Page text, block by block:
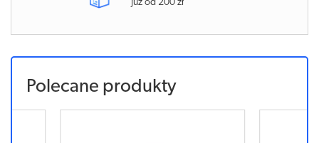
już od 200 zł
Polecane produkty